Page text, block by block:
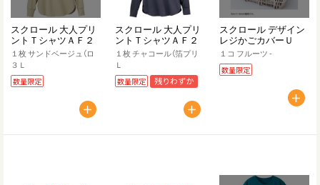
スクロール 大人プリ
ントＴシャツＡＦ２
１枚 サンドベージュ（ロ
３Ｌ
数量限定
スクロール 大人プリ
ントＴシャツＡＦ２
１枚 チャコール（箔プリ
Ｌ
数量限定 残りわずか
スクロール デザイン
レジかごカバーＵ
１コ フルーツ ‐
数量限定